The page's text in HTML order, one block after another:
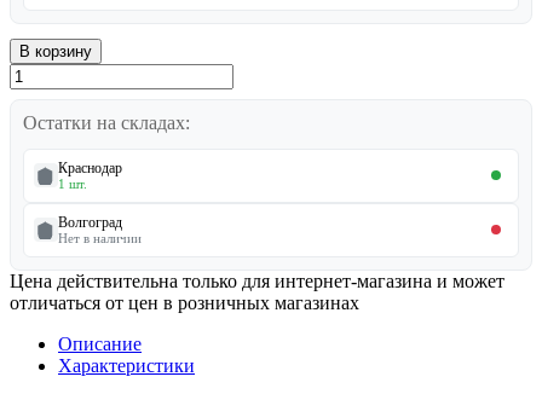
В корзину
Остатки на складах:
Краснодар
1 шт.
Волгоград
Нет в наличии
Цена действительна только для интернет-магазина и может
отличаться от цен в розничных магазинах
Описание
Характеристики